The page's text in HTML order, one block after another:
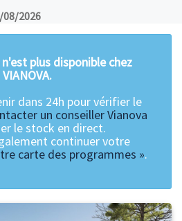
08/2026
plus disponible chez
VIANOVA.
dans 24h pour vérifier le
un conseiller Vianova
le stock en direct.
continuer votre
carte des programmes ».